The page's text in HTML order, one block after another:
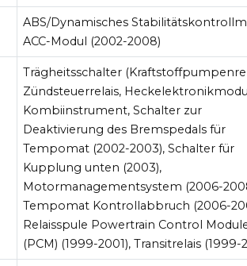
ABS/Dynamisches
ACC-Modul (2002-2008)
Trägheitsschalter
Zündsteuerrelais,
Kombiinstrument, Schalter zur
Deaktivierung des Bremspedals für
Tempomat (2002-2003), Schalter für
Kupplung unten (2003),
Motormanagementsystem (2006-
Tempomat Kontrollabbruch (2006-
Relaisspule Powertrain Control
(PCM) (1999-2001), Transitrelais (1999-